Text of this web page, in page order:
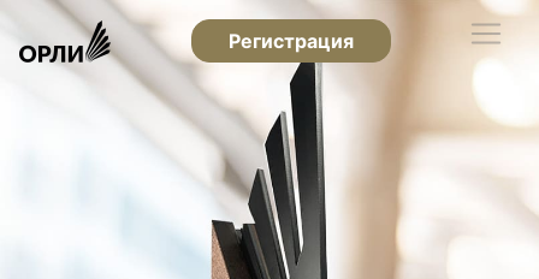
Регистрация